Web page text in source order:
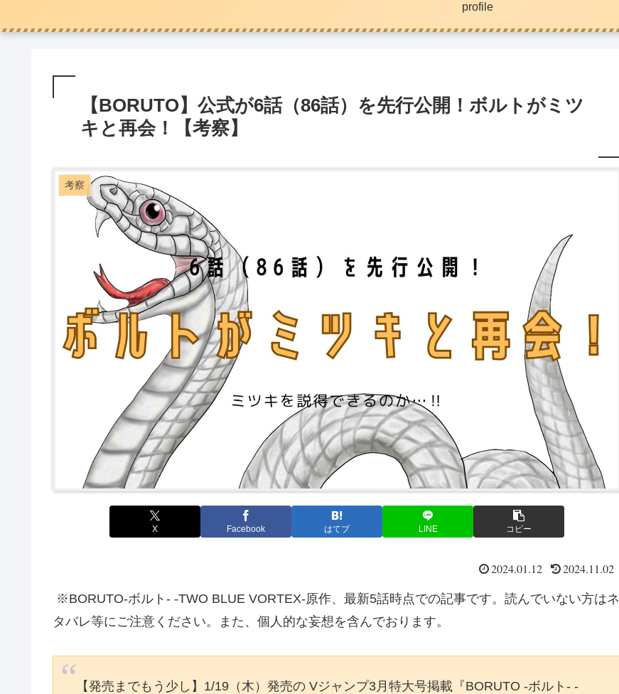
profile
【BORUTO】公式が6話（86話）を先行公開！ボルトがミツ
キと再会！【考察】
考察
X Facebook はてブ LINE コピー
2024.01.12 2024.11.02
※BORUTO-ボルト- -TWO BLUE VORTEX-原作、最新5話時点での記事です。読んでいない方はネ
タバレ等にご注意ください。また、個人的な妄想を含んでおります。
【発売までもう少し】1/19（木）発売の Vジャンプ3月特大号掲載『BORUTO -ボルト- -